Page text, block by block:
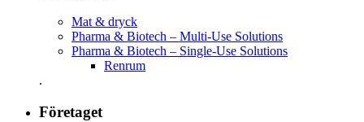
Mat & dryck
Pharma & Biotech – Multi-Use Solutions
Pharma & Biotech – Single-Use Solutions
Renrum
.
Företaget